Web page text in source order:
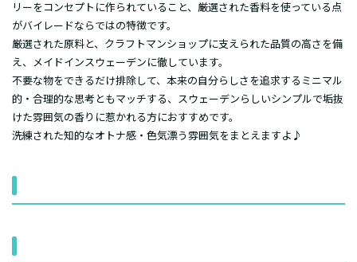
リーをコンセプトに作られていること、厳選された香料を使っている点
がバイレードならではの特徴です。
厳選された原料と、クラフトマンショップに支えられた品質の高さを備
え、メイドインスウェーデンに徹しています。
不要な物をできるだけ排除して、本来の自分らしさを追求するミニマル
的・合理的な思考ともマッチする、スウェーデンらしいシンプルで垢抜
けた雰囲気の香りに惹かれる方におすすめです。
洗練された知的なオトナ感・色気漂う雰囲気をまとえますよ♪